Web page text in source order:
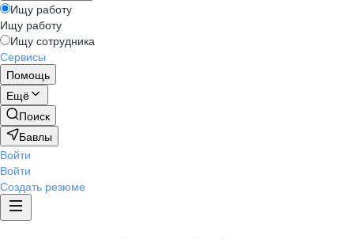
Ищу работу
Ищу работу
Ищу сотрудника
Сервисы
Помощь
Ещё
Поиск
Бавлы
Войти
Войти
Создать резюме